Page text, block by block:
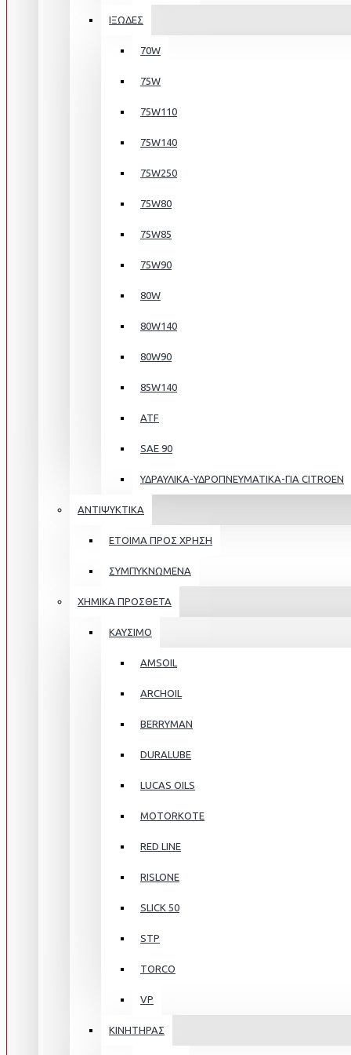
ΙΞΩΔΕΣ
70W
75W
75W110
75W140
75W250
75W80
75W85
75W90
80W
80W140
80W90
85W140
ATF
SAE 90
ΥΔΡΑΥΛΙΚΑ-ΥΔΡΟΠΝΕΥΜΑΤΙΚΑ-ΓΙΑ CITROEN
ΑΝΤΙΨΥΚΤΙΚΑ
ΕΤΟΙΜΑ ΠΡΟΣ ΧΡΗΣΗ
ΣΥΜΠΥΚΝΩΜΕΝΑ
ΧΗΜΙΚΑ ΠΡΟΣΘΕΤΑ
ΚΑΥΣΙΜΟ
AMSOIL
ARCHOIL
BERRYMAN
DURALUBE
LUCAS OILS
MOTORKOTE
RED LINE
RISLONE
SLICK 50
STP
TORCO
VP
ΚΙΝΗΤΗΡΑΣ